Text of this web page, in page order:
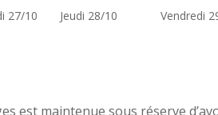
27/10 Jeudi 28/10 Vendredi
est maintenue sous réserve